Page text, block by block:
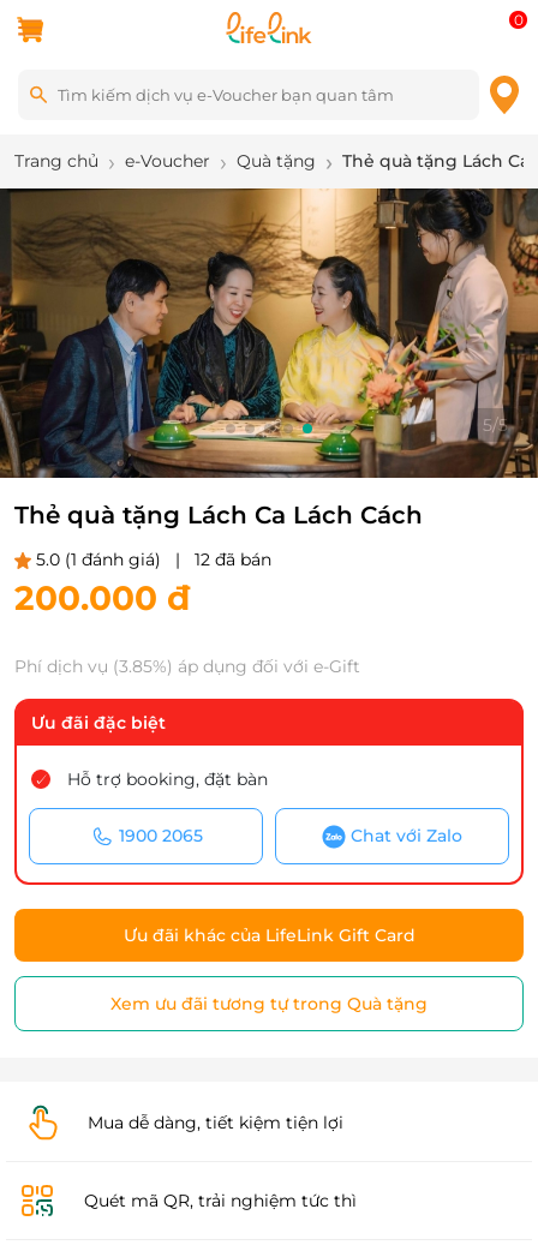
0
Trang chủ e-Voucher Quà tặng Thẻ quà tặng Lách Ca
5/5
Thẻ quà tặng Lách Ca Lách Cách
5.0 (1 đánh giá) | 12 đã bán
200.000 đ
Phí dịch vụ (3.85%) áp dụng đối với e-Gift
Ưu đãi đặc biệt
Hỗ trợ booking, đặt bàn
1900 2065 Chat với Zalo
Ưu đãi khác của LifeLink Gift Card
Xem ưu đãi tương tự trong Quà tặng
Mua dễ dàng, tiết kiệm tiện lợi
Quét mã QR, trải nghiệm tức thì